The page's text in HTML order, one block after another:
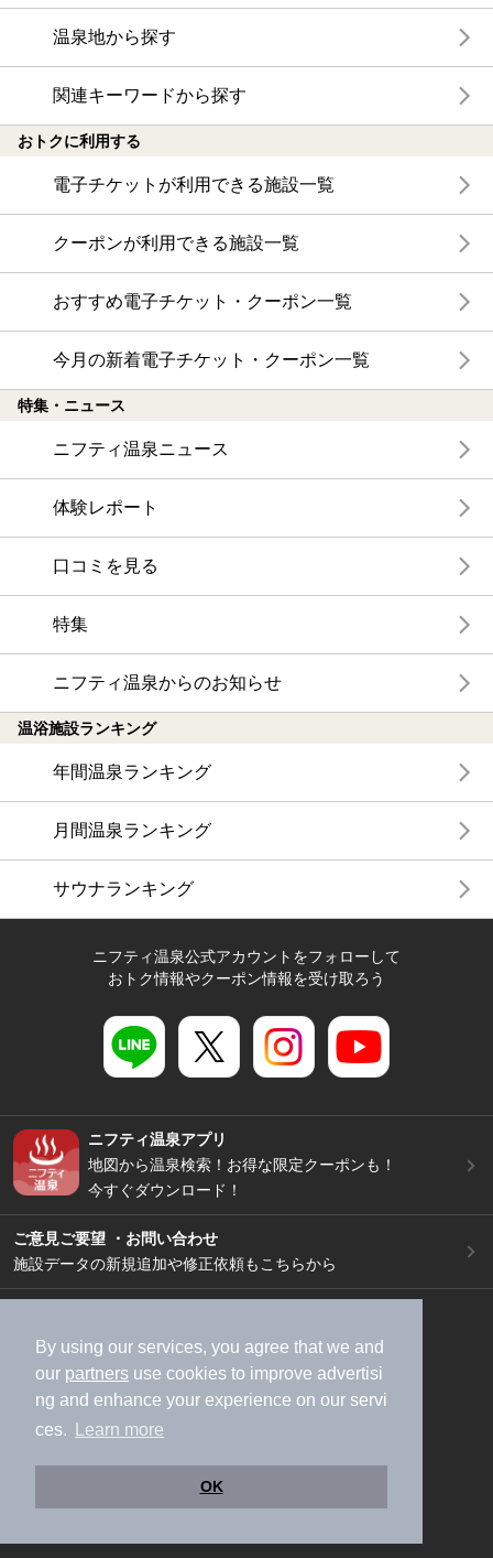
By using our services, you agree that we and
our partners use cookies to improve advertisi
ng and enhance your experience on our servi
ces.
Learn more
OK
温泉地から探す
関連キーワードから探す
おトクに利用する
電子チケットが利用できる施設一覧
クーポンが利用できる施設一覧
おすすめ電子チケット・クーポン一覧
今月の新着電子チケット・クーポン一覧
特集・ニュース
ニフティ温泉ニュース
体験レポート
口コミを見る
特集
ニフティ温泉からのお知らせ
温浴施設ランキング
年間温泉ランキング
月間温泉ランキング
サウナランキング
ニフティ温泉公式アカウントをフォローして
おトク情報やクーポン情報を受け取ろう
ニフティ温泉アプリ
地図から温泉検索！お得な限定クーポンも！
今すぐダウンロード！
ご意見ご要望 ・お問い合わせ
施設データの新規追加や修正依頼もこちらから
加盟店募集（資料請求）
広告出稿のご案内
利用規約
ライフスタイルMEMBERS+規約
特定商取引法に基づく表記
ヘルプ
採用情報
運営会社